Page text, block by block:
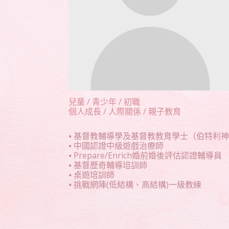
兒童 / 青少年 / 初職
個人成長 / 人際關係 / 親子教育
⦁ 基督教輔導學及基督教教育學士（伯特利
⦁ 中國認證中級遊戲治療師
⦁ Prepare/Enrich婚前婚後評估認證輔導員
⦁ 基督歷奇輔導培訓師
⦁ 桌遊培訓師
⦁ 挑戰網陣(低結構、高結構)一級教練